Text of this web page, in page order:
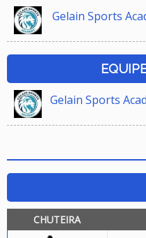
Gelain Sports
Gelain Sports
CHUTEIRA